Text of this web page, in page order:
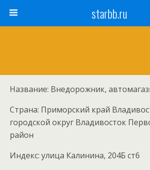
starbb.ru
Название: Внедорожник,
Страна: Приморский край
городской округ Владивосток
район
Индекс: улица Калинина, 204Б ст6